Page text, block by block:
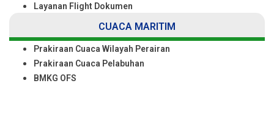
Layanan Flight Dokumen
CUACA MARITIM
Prakiraan Cuaca Wilayah Perairan
Prakiraan Cuaca Pelabuhan
BMKG OFS